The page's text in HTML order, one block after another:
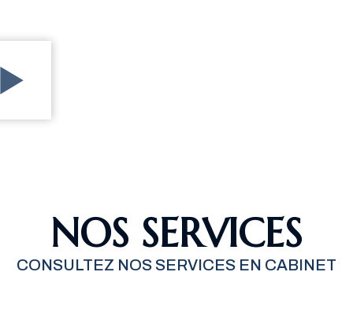
NOS SERVICES
CONSULTEZ NOS SERVICES EN CABINET